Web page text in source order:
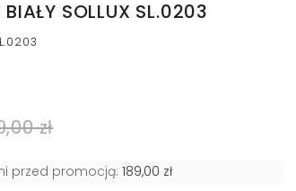
BIAŁY SOLLUX SL.0203
zł
przed promocją: 189,00 zł